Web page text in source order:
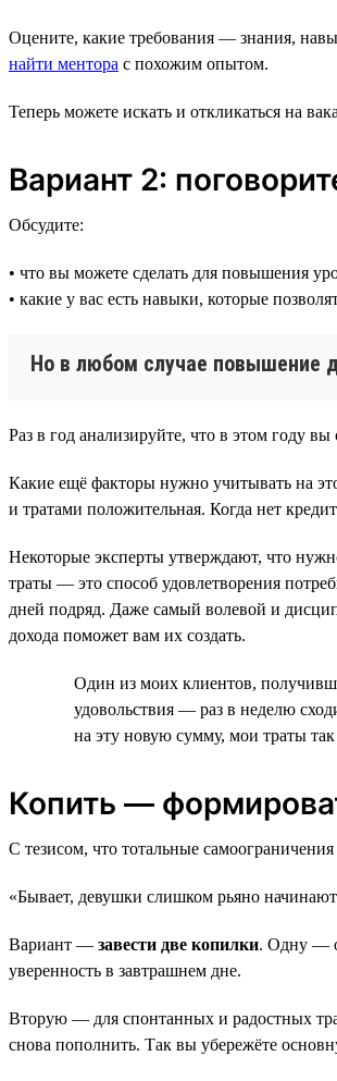
Оцените, какие требования — знания,
найти ментора с похожим опытом.
Теперь можете искать и откликаться на
Вариант 2:
Обсудите:
• что вы можете сделать для повышения
• какие у вас есть навыки, которые
Но в любом случае повышение
Раз в год анализируйте, что в этом году
Какие ещё факторы нужно учитывать на
и тратами положительная. Когда нет
Некоторые эксперты утверждают, что
траты — это способ удовлетворения
дней подряд. Даже самый волевой и
дохода поможет вам их создать.
Один из моих клиентов,
удовольствия — раз в неделю
на эту новую сумму, мои траты
Копить —
С тезисом, что тотальные
«Бывает, девушки слишком рьяно
Вариант — завести две копилки. Одну —
уверенность в завтрашнем дне.
Вторую — для спонтанных и радостных
снова пополнить. Так вы убережёте